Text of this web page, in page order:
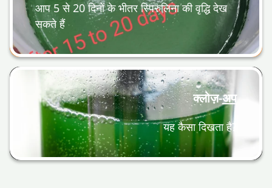
आप 5 से 20 दिनों के भीतर स्पिरुलिना की वृद्धि देख
सकते हैं
क्लोज़-अप
यह कैसा दिखता है?